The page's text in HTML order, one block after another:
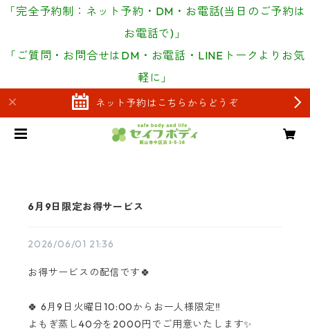
「完全予約制：ネット予約・DM・お電話(当日のご予約は
お電話で)」
「ご質問・お問合せはDM・お電話・LINEトークよりお気
軽に」
ネット予約はこちらからどうぞ
6月9日限定お得サービス
2026/06/01 21:36
お得サービスの配信です🍀
🍀 6月9日火曜日10:00からお一人様限定‼️
よもぎ蒸し40分を2000円でご用意いたします✨